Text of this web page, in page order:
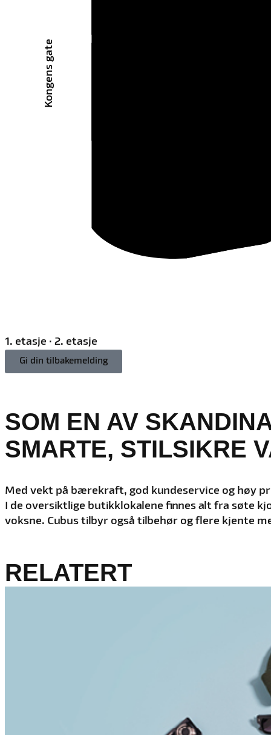
Kongens gate
1. etasje · 2. etasje
Gi din tilbakemelding
SOM EN AV
SMARTE, STILSIKRE
Med vekt på bærekraft, god kundeservice og høy
I de oversiktlige butikklokalene finnes alt fra søte
voksne. Cubus tilbyr også tilbehør og flere kjente
RELATERT